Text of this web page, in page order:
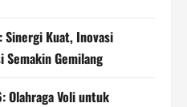
Sinergi Kuat, Inovasi
Gemilang
Olahraga Voli untuk